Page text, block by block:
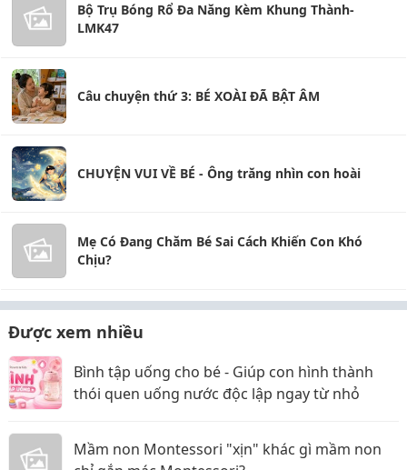
Bộ Trụ Bóng Rổ Đa Năng Kèm Khung Thành-
LMK47
Câu chuyện thứ 3: BÉ XOÀI ĐÃ BẬT ÂM
CHUYỆN VUI VỀ BÉ - Ông trăng nhìn con hoài
Mẹ Có Đang Chăm Bé Sai Cách Khiến Con Khó
Chịu?
Được xem nhiều
Bình tập uống cho bé - Giúp con hình thành
thói quen uống nước độc lập ngay từ nhỏ
Mầm non Montessori "xịn" khác gì mầm non